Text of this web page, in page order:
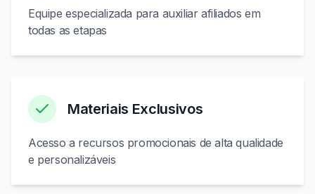
Equipe especializada para auxiliar afiliados em
todas as etapas
Materiais Exclusivos
Acesso a recursos promocionais de alta qualidade
e personalizáveis